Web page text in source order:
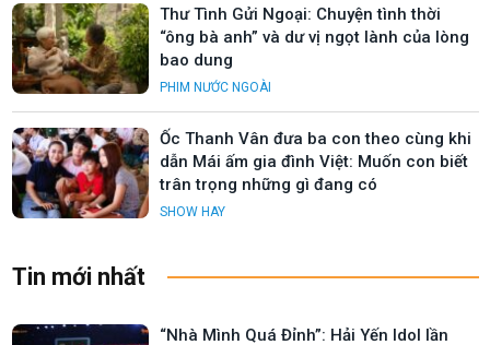
Thư Tình Gửi Ngoại: Chuyện tình thời
“ông bà anh” và dư vị ngọt lành của lòng
bao dung
PHIM NƯỚC NGOÀI
Ốc Thanh Vân đưa ba con theo cùng khi
dẫn Mái ấm gia đình Việt: Muốn con biết
trân trọng những gì đang có
SHOW HAY
Tin mới nhất
“Nhà Mình Quá Đỉnh”: Hải Yến Idol lần